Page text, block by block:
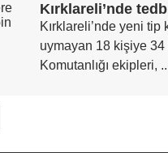
Kırklareli’nde yeni
uymayan 18 kişiye
Komutanlığı ekipleri,